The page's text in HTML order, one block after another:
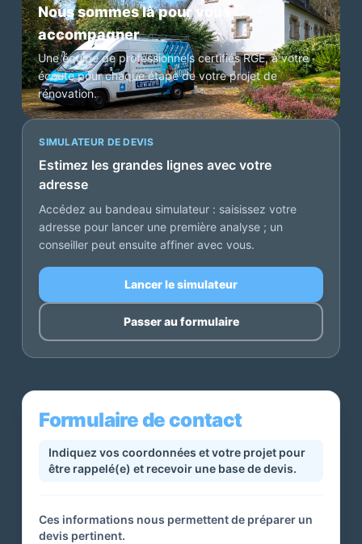
Nous sommes là pour vous
accompagner
Une équipe de professionnels certifiés RGE, à votre
écoute pour chaque étape de votre projet de
rénovation.
SIMULATEUR DE DEVIS
Estimez les grandes lignes avec votre
adresse
Accédez au bandeau simulateur : saisissez votre
adresse pour lancer une première analyse ; un
conseiller peut ensuite affiner avec vous.
Lancer le simulateur
Passer au formulaire
Formulaire de contact
Indiquez vos coordonnées et votre projet pour
être rappelé(e) et recevoir une base de devis.
Ces informations nous permettent de préparer un
devis pertinent.